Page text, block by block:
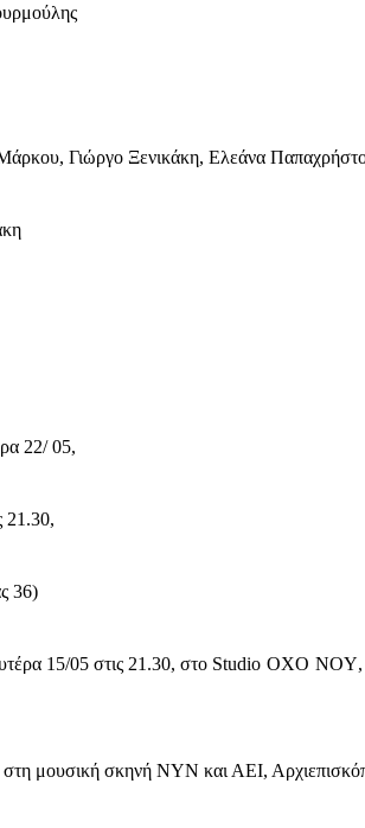
Γιώργο Ξενικάκη, Ελεάνα
22/ 05,
21.30,
36)
15/05 στις 21.30, στο Studio OXO NOY
στη μουσική σκηνή ΝΥΝ και ΑΕΙ,